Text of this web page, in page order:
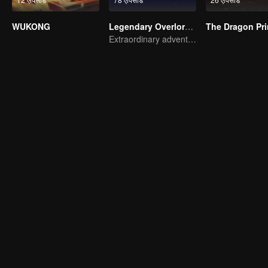
WUKONG
Legendary Overlord S2
Extraordinary adventure, a teenager reborn from adversity.
The Dragon